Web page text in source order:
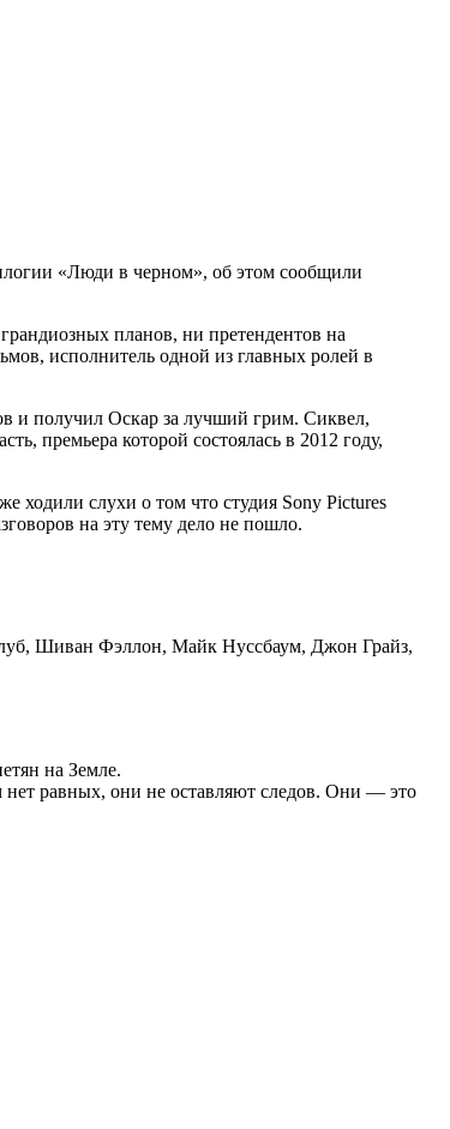
«Люди в черном», об этом сообщили
планов, ни претендентов на
исполнитель одной из главных ролей в
и получил Оскар за лучший грим. Сиквел,
премьера которой состоялась в 2012 году,
ходили слухи о том что студия Sony Pictures
на эту тему дело не пошло.
Шиван Фэллон, Майк Нуссбаум, Джон Грайз,
на Земле.
равных, они не оставляют следов. Они — это